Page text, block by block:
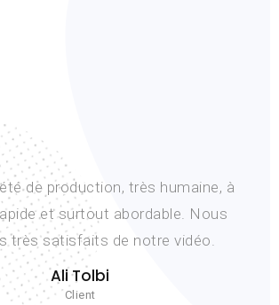
nouveau projet dans un timing
avons pu compter sur la réactivité
de l’équipe et nous sommes très
du résultat. Merci Fouad.